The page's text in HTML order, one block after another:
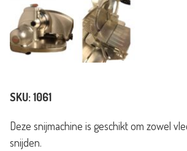
SKU:1061
Deze snijmachine is geschikt om zowel
snijden.